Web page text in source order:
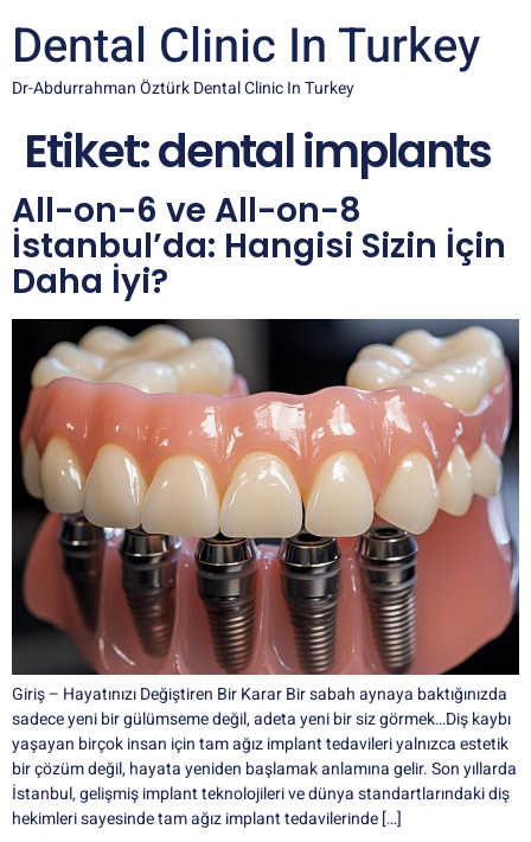
Dental Clinic In Turkey
Dr-Abdurrahman Öztürk Dental Clinic In Turkey
Etiket:dental implants
All-on-6 ve All-on-8
İstanbul’da: Hangisi Sizin İçin
Daha İyi?
Giriş – Hayatınızı Değiştiren Bir Karar Bir sabah aynaya baktığınızda
sadece yeni bir gülümseme değil, adeta yeni bir siz görmek…Diş kaybı
yaşayan birçok insan için tam ağız implant tedavileri yalnızca estetik
bir çözüm değil, hayata yeniden başlamak anlamına gelir. Son yıllarda
İstanbul, gelişmiş implant teknolojileri ve dünya standartlarındaki diş
hekimleri sayesinde tam ağız implant tedavilerinde […]